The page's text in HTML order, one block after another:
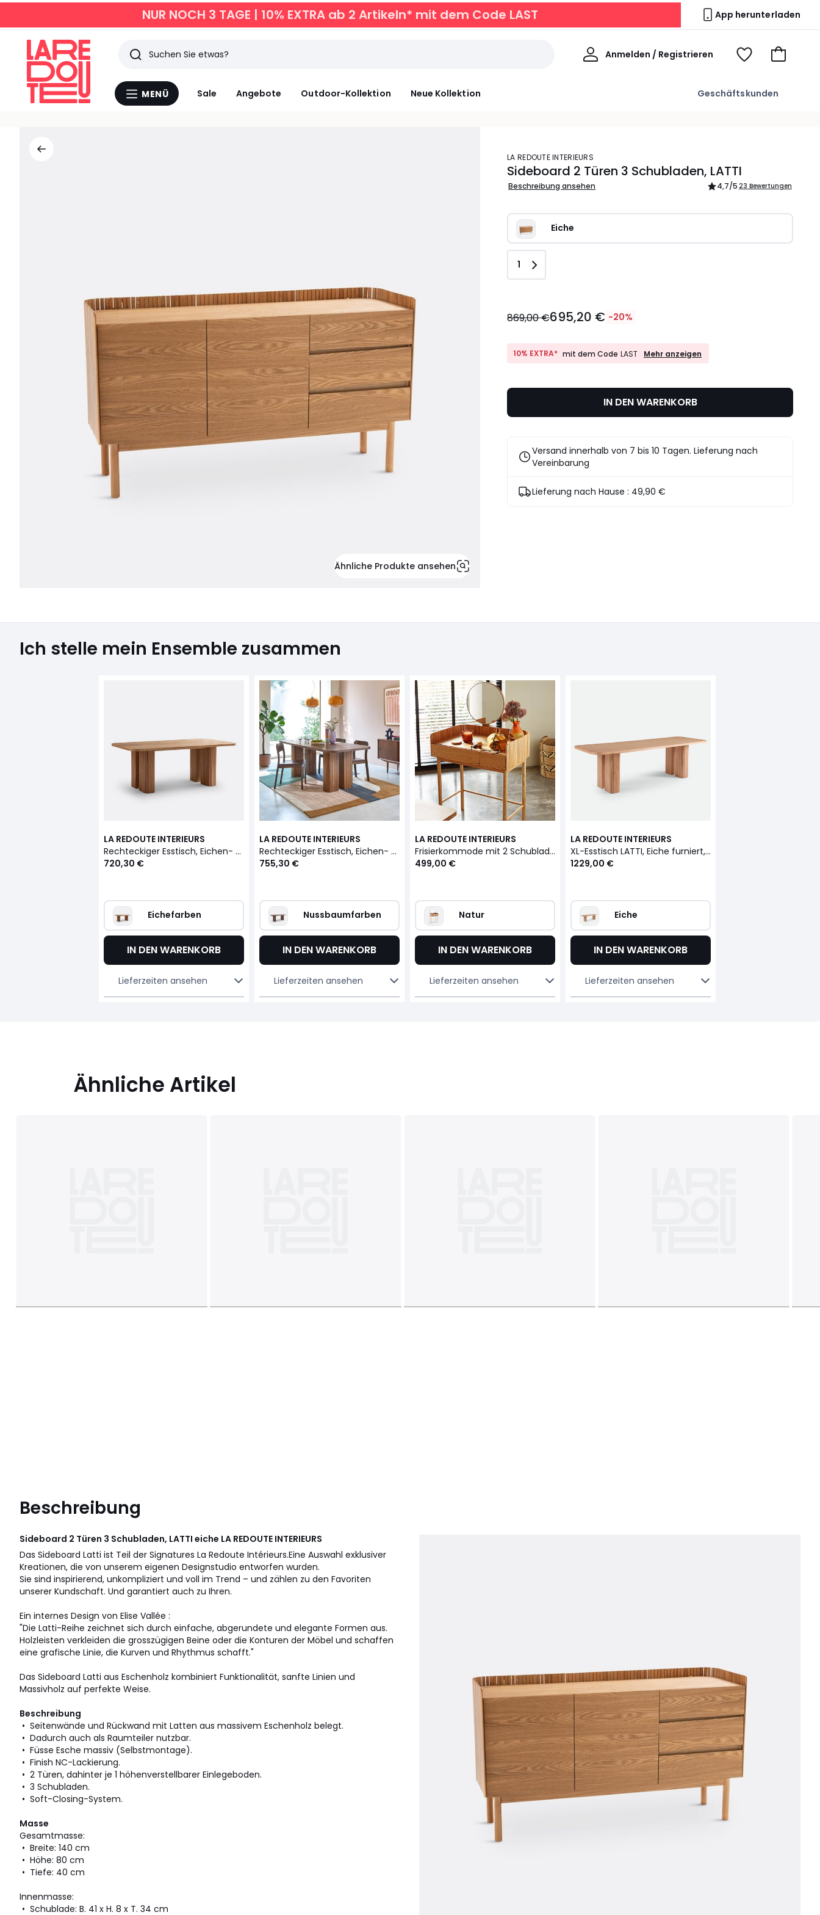
NUR NOCH 3 TAGE | 10% EXTRA ab 2 Artikeln* mit dem Code LAST App herunterladen
Menü
MENÜ Sale Angebote Outdoor-Kollektion Neue Kollektion Geschäftskunden
Suchen
Zuletzt
angesehen
Anmelden / Registrieren
Willkommen
Voir
Zum
Ähnliche Produkte ansehen
LA REDOUTE INTERIEURS
Sideboard 2 Türen 3 Schubladen, LATTI
Beschreibung ansehen 4,7/5 23 Bewertungen
Eiche
Anzahl
1
869,00 €695,20 € -20%
10% EXTRA* mit dem Code LAST
10%
LAST
Mehr anzeigen
IN DEN WARENKORB
Versand innerhalb von 7 bis 10 Tagen. Lieferung nach
Vereinbarung
Lieferung nach Hause : 49,90 €
Ich stelle mein Ensemble zusammen
LA REDOUTE INTERIEURS
Rechteckiger Esstisch, Eichen- und Kiefernfurnier, 6 bis 8 Gedecke, LATTI
720,30 €
Eichefarben
IN DEN WARENKORB
Lieferzeiten ansehen
LA REDOUTE INTERIEURS
Rechteckiger Esstisch, Eichen- und Kiefernfurnier, 6 bis 8 Gedecke, LATTI
755,30 €
Nussbaumfarben
IN DEN WARENKORB
Lieferzeiten ansehen
LA REDOUTE INTERIEURS
Frisierkommode mit 2 Schubladen, Esche und Eschenfurnier, LATTI
499,00 €
Natur
IN DEN WARENKORB
Lieferzeiten ansehen
LA REDOUTE INTERIEURS
XL-Esstisch LATTI, Eiche furniert, 8 bis 10 Plätze
1229,00 €
Eiche
IN DEN WARENKORB
Lieferzeiten ansehen
Ähnliche Artikel
Beschreibung
Sideboard 2 Türen 3 Schubladen, LATTI eiche LA REDOUTE INTERIEURS
Das Sideboard Latti ist Teil der Signatures La Redoute Intérieurs.Eine Auswahl exklusiver
Kreationen, die von unserem eigenen Designstudio entworfen wurden.
Sie sind inspirierend, unkompliziert und voll im Trend – und zählen zu den Favoriten
unserer Kundschaft. Und garantiert auch zu Ihren.
Ein internes Design von Elise Vallée :
"Die Latti-Reihe zeichnet sich durch einfache, abgerundete und elegante Formen aus.
Holzleisten verkleiden die grosszügigen Beine oder die Konturen der Möbel und schaffen
eine grafische Linie, die Kurven und Rhythmus schafft."
Das Sideboard Latti aus Eschenholz kombiniert Funktionalität, sanfte Linien und
Massivholz auf perfekte Weise.
Beschreibung
• Seitenwände und Rückwand mit Latten aus massivem Eschenholz belegt.
• Dadurch auch als Raumteiler nutzbar.
• Füsse Esche massiv (Selbstmontage).
• Finish NC-Lackierung.
• 2 Türen, dahinter je 1 höhenverstellbarer Einlegeboden.
• 3 Schubladen.
• Soft-Closing-System.
Masse
Gesamtmasse:
• Breite: 140 cm
• Höhe: 80 cm
• Tiefe: 40 cm
Innenmasse:
• Schublade: B. 41 x H. 8 x T. 34 cm